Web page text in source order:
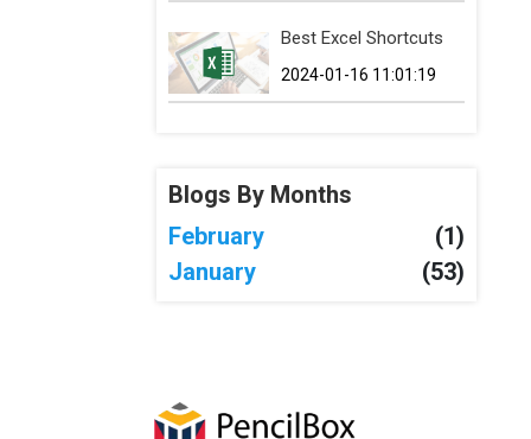
Best Excel Shortcuts
2024-01-16 11:01:19
Blogs By Months
February
(1)
January
(53)